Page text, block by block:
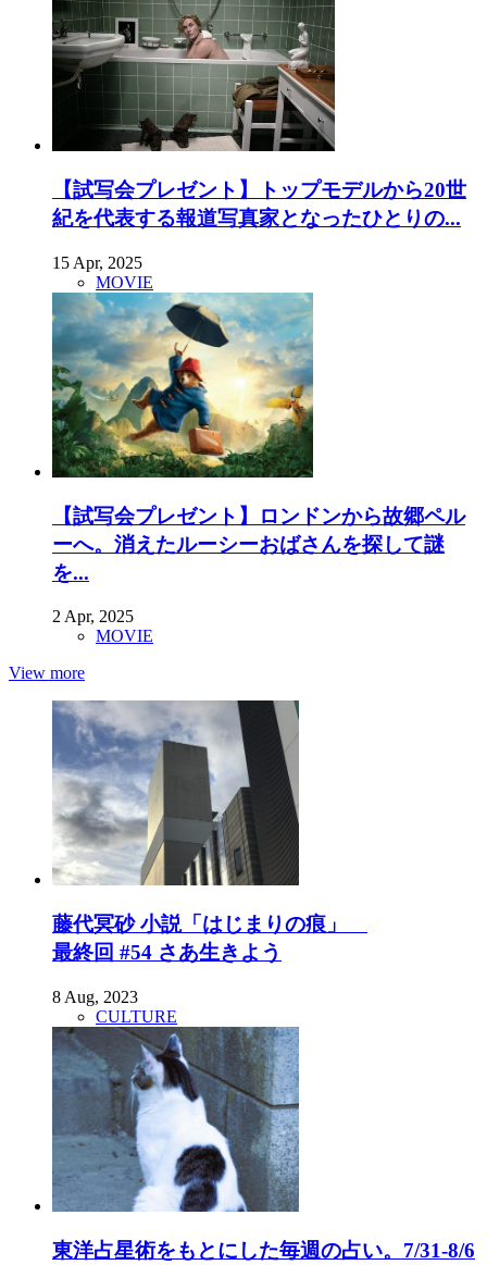
【試写会プレゼント】トップモデルから20世
紀を代表する報道写真家となったひとりの...
15 Apr, 2025
MOVIE
【試写会プレゼント】ロンドンから故郷ペル
ーへ。消えたルーシーおばさんを探して謎
を...
2 Apr, 2025
MOVIE
View more
藤代冥砂 小説「はじまりの痕」
最終回 #54 さあ生きよう
8 Aug, 2023
CULTURE
東洋占星術をもとにした毎週の占い。7/31-8/6